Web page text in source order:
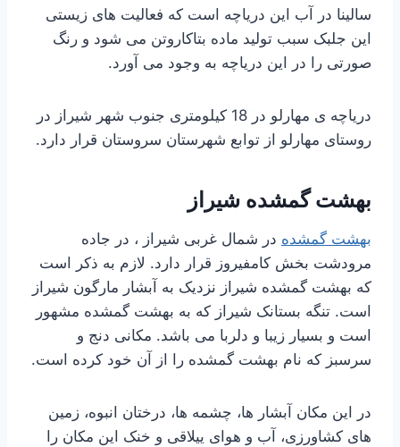
سالینا در آب این دریاچه است که فعالیت های زیستی
این جلبک سبب تولید ماده بتاکاروتن می شود و رنگ
صورتی را در این دریاچه به وجود می آورد.
دریاچه ی مهارلو در 18 کیلومتری جنوب شهر شیراز در
روستای مهارلو از توابع شهرستان سروستان قرار دارد.
بهشت گمشده شیراز
بهشت گمشده در شمال غربی شیراز ، در جاده
مرودشت بخش کامفیروز قرار دارد. لازم به ذکر است
که بهشت گمشده شیراز نزدیک به آبشار مارگون شیراز
است. تنگه بستانک شیراز که به بهشت گمشده مشهور
است و بسیار زیبا و دلربا می باشد. مکانی دنج و
سرسبز که نام بهشت گمشده را از آن خود کرده است.
در این مکان آبشار ها، چشمه ها، درختان انبوه، زمین
های کشاورزی، آب و هوای ییلاقی و خنک این مکان را